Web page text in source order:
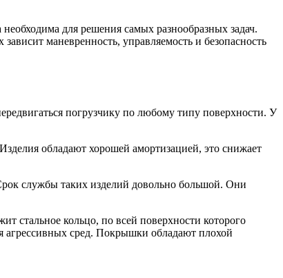
для решения самых разнообразных задач.
зависит маневренность, управляемость и безопасность
погрузчику по любому типу поверхности. У
обладают хорошей амортизацией, это снижает
службы таких изделий довольно большой. Они
стальное кольцо, по всей поверхности которого
агрессивных сред. Покрышки обладают плохой